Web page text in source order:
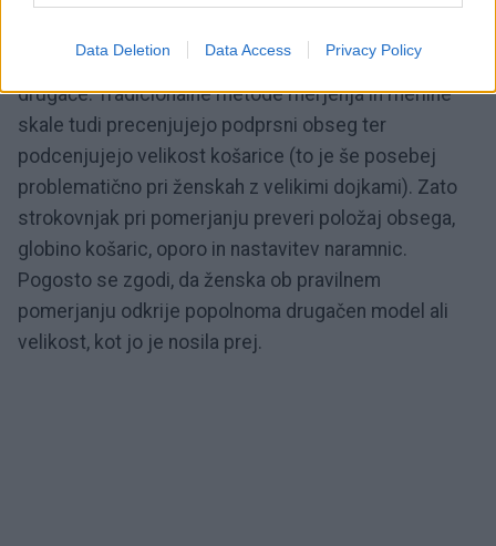
Data Deletion Data Access Privacy Policy
ista velikost pri različnih modelih deluje povsem
drugače. Tradicionalne metode merjenja in merilne
skale tudi precenjujejo podprsni obseg ter
podcenjujejo velikost košarice (to je še posebej
problematično pri ženskah z velikimi dojkami). Zato
strokovnjak pri pomerjanju preveri položaj obsega,
globino košaric, oporo in nastavitev naramnic.
Pogosto se zgodi, da ženska ob pravilnem
pomerjanju odkrije popolnoma drugačen model ali
velikost, kot jo je nosila prej.